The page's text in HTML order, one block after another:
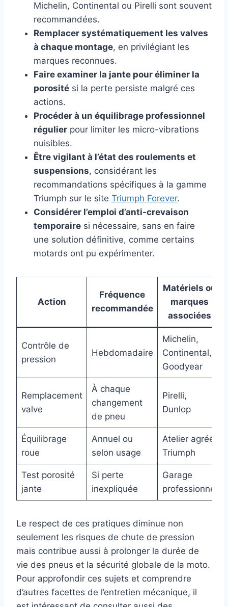
Michelin, Continental ou Pirelli sont souvent
recommandées.
Remplacer systématiquement les valves
à chaque montage, en privilégiant les
marques reconnues.
Faire examiner la jante pour éliminer la
porosité si la perte persiste malgré ces
actions.
Procéder à un équilibrage professionnel
régulier pour limiter les micro-vibrations
nuisibles.
Être vigilant à l’état des roulements et
suspensions, considérant les
recommandations spécifiques à la gamme
Triumph sur le site Triumph Forever.
Considérer l’emploi d’anti-crevaison
temporaire si nécessaire, sans en faire
une solution définitive, comme certains
motards ont pu expérimenter.
Action
Fréquence
recommandée
Matériels ou
marques
associées
Contrôle de
pression
Hebdomadaire
Michelin,
Continental,
Goodyear
Remplacement
valve
À chaque
changement
de pneu
Pirelli,
Dunlop
Équilibrage
roue
Annuel ou
selon usage
Atelier agréé
Triumph
Test porosité
jante
Si perte
inexpliquée
Garage
professionnel
Le respect de ces pratiques diminue non
seulement les risques de chute de pression
mais contribue aussi à prolonger la durée de
vie des pneus et la sécurité globale de la moto.
Pour approfondir ces sujets et comprendre
d’autres facettes de l’entretien mécanique, il